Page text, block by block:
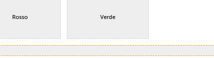
Rosso Verde